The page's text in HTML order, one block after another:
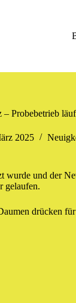
Probebetrieb
2025
wurde und der
gelaufen.
drücken